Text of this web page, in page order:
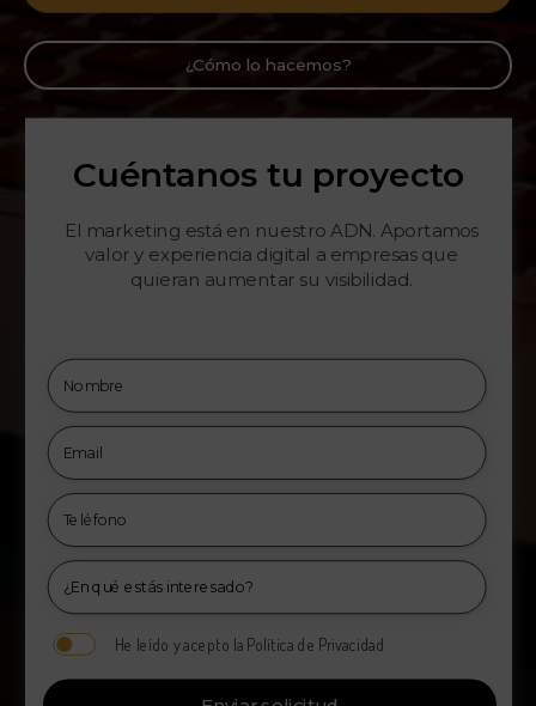
¿Cómo lo hacemos?
He leído y acepto la Política de Privacidad
Cuéntanos tu proyecto
El marketing está en nuestro ADN. Aportamos
valor y experiencia digital a empresas que
quieran aumentar su visibilidad.